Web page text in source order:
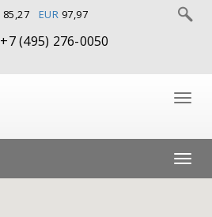
85,27 EUR 97,97
+7 (495) 276-0050